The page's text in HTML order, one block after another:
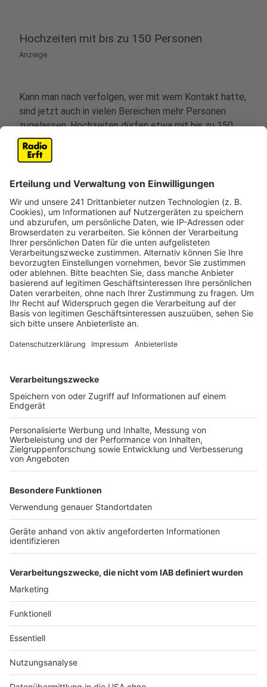
Hochzeiten mit bis zu 150 Personen
Anzeige
Kann man nach verfolgen, wer mit wem Kontakt hatte,
sind jetzt auch in vielen Bereichen mehr Personen
zugelassen. Hochzeiten dürfen etwa mit bis zu 150
Teilnehmern stattfinden. Das Gleiche gilt für
Beerdigungen. Bei Kultur- und sonstigen
Personen vorgelegt werden. Bisher war das schon ab
100 Personen notwendig. Die Personenbegrenzung
beim Kontaktsport in der Halle wird von zehn auf 30
Personen erhöht. Auch die zulässige Zuschauerzahl
wird von 100 auf 300 erhöht.
Anzeige
Änderungen bei Einreise aus Risikogebieten
Anzeige
Änderungen. Jetzt müssen auch Personen aus
"kritischen Infrastrukturen" erstmal in Quarantäne,
wenn sie aus einem Risikogebiet einreisen. Laut
Testmöglichkeiten. Deswegen müssten jetzt auch
solche Personen bis zu einem negativen Corona-Test
erstmal in Quarantäne.Minister Laumann dazu: "Je
dass wir infizierte Personen so schnell wie möglich
durch Testungen erkennen und gegebenenfalls kurze
Kontaktbeschränkungen aussprechen werden. Das gilt
gerade bei größeren Infektionsrisiken wie dem
Aufenthalt in einem Risikogebiet, was gerade jetzt in
der Ferienzeit von besonderer Bedeutung ist."
Anzeige
Anzeige